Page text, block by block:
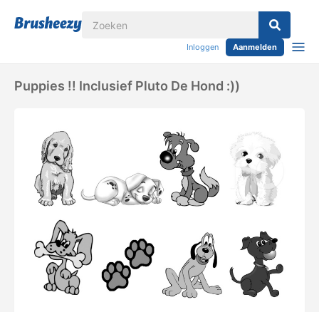
Inloggen Aanmelden
Puppies !! Inclusief Pluto De Hond :))